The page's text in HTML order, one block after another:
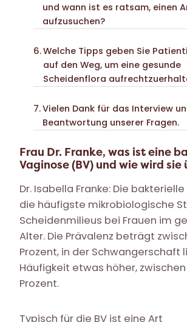
und wann ist es ratsam, einen
aufzusuchen?
Welche Tipps geben Sie
auf den Weg, um eine gesunde
Scheidenflora
Vielen Dank für das Interview
Beantwortung unserer Fragen.
Frau Dr. Franke, was ist eine
Vaginose (BV) und wie wird
Dr. Isabella Franke: Die
die häufigste mikrobiologische
Scheidenmilieus bei Frauen im
Alter. Die Prävalenz beträgt
Prozent, in der Schwangerschaft
Häufigkeit etwas höher, zwischen
Prozent.
Typisch für die BV ist eine Art